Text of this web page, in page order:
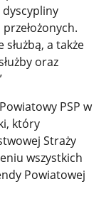
a także
oraz
PSP w
który
Straży
wszystkich
Powiatowej